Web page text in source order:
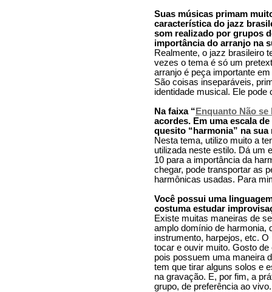
Suas músicas primam
característica do jazz
som realizado por grupos
importância do arranjo na
Realmente, o jazz brasileiro
vezes o tema é só um
arranjo é peça importante
São coisas inseparáveis,
identidade musical. Ele
Na faixa “ Enquanto Não se
acordes. Em uma escala
quesito “harmonia” na sua
Nesta tema, utilizo muito a
utilizada neste estilo. Dá um
10 para a importância da
chegar, pode transportar as
harmônicas usadas. Para
Você possui uma
costuma estudar
Existe muitas maneiras de
amplo domínio de harmonia,
instrumento, harpejos, etc.
tocar e ouvir muito. Gosto
pois possuem uma maneira
tem que tirar alguns solos e
na gravação. E, por fim, a
grupo, de preferência ao vivo.